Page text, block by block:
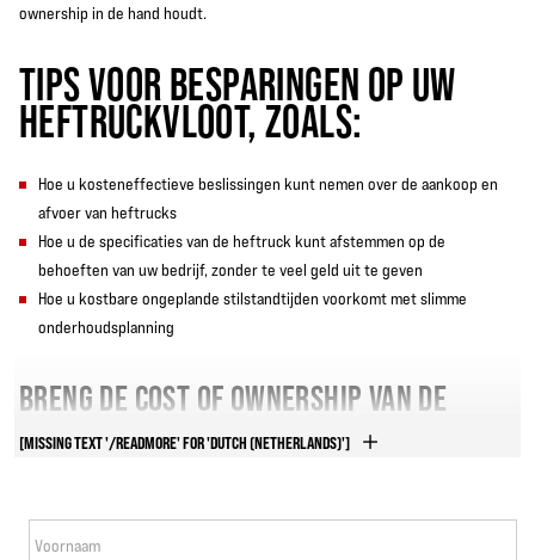
ownership in de hand houdt.
TIPS VOOR BESPARINGEN OP UW
HEFTRUCKVLOOT, ZOALS:
Hoe u kosteneffectieve beslissingen kunt nemen over de aankoop en
afvoer van heftrucks
Hoe u de specificaties van de heftruck kunt afstemmen op de
behoeften van uw bedrijf, zonder te veel geld uit te geven
Hoe u kostbare ongeplande stilstandtijden voorkomt met slimme
onderhoudsplanning
BRENG DE COST OF OWNERSHIP VAN DE
HEFTRUCKVLOOT IN EVENWICHT MET DE
CHECKLIST
[MISSING TEXT '/READMORE' FOR 'DUTCH (NETHERLANDS)']
Voornaam